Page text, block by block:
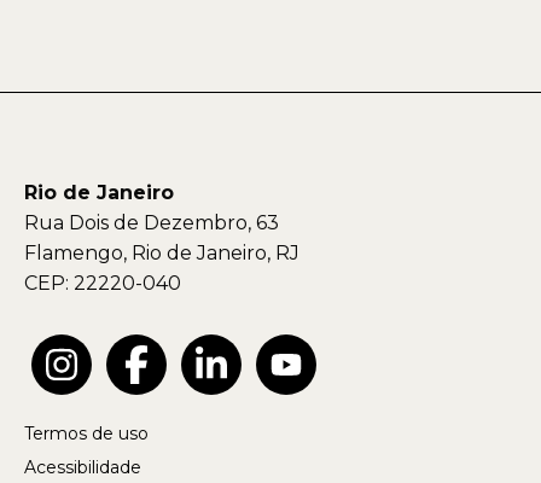
Rio de Janeiro
Rua Dois de Dezembro, 63
Flamengo, Rio de Janeiro, RJ
CEP: 22220-040
Termos de uso
Acessibilidade